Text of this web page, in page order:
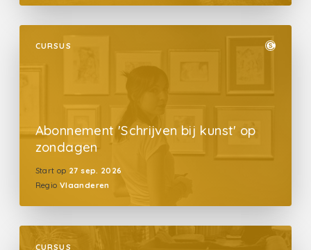
CURSUS
Abonnement 'Schrijven bij kunst' op
zondagen
Start op 27 sep. 2026
Regio Vlaanderen
CURSUS